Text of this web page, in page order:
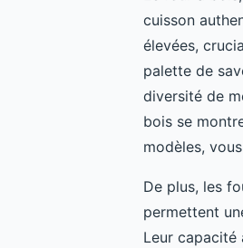
cuisson
élevées,
palette de
diversité de
bois se
modèles,
De plus, les
permettent
Leur capacité